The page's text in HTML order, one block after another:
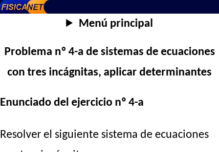
Menú principal
Problema nº 4-a de sistemas de ecuaciones
con tres incágnitas, aplicar determinantes
Enunciado del ejercicio nº 4-a
Resolver el siguiente sistema de ecuaciones